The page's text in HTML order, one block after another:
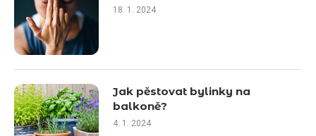
18. 1. 2024
Jak pěstovat bylinky na
balkoně?
4. 1. 2024